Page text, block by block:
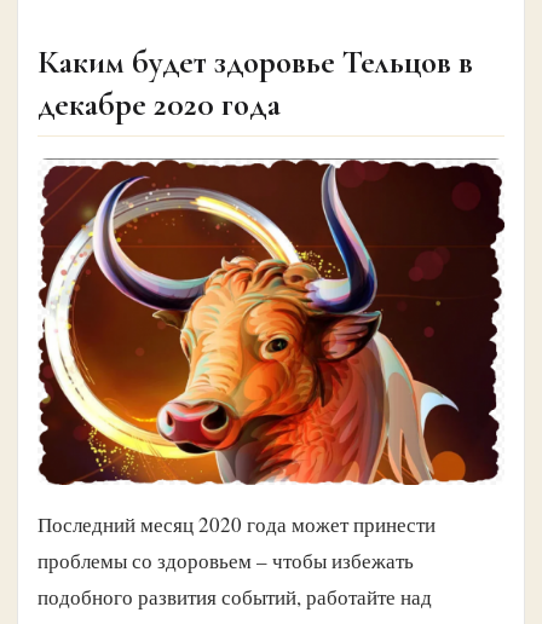
Каким будет здоровье Тельцов в
декабре 2020 года
Последний месяц 2020 года может принести
проблемы со здоровьем – чтобы избежать
подобного развития событий, работайте над